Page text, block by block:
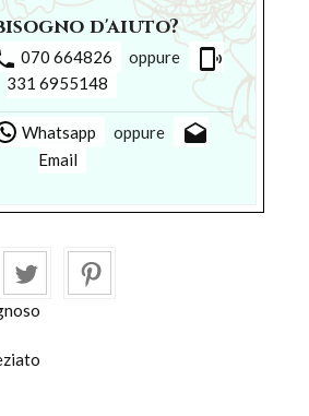
d'aiuto?
070 664826 oppure phonelink_ring
331 6955148
Whatsapp oppure drafts
Email